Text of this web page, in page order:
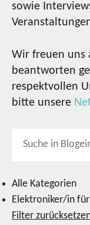
sowie
Wir freuen uns
beantworten
respektvollen
bitte unsere
Alle Kategorien
Elektroniker/in
Filter